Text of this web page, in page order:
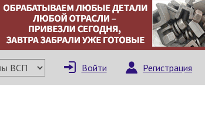
Войти Регистрация